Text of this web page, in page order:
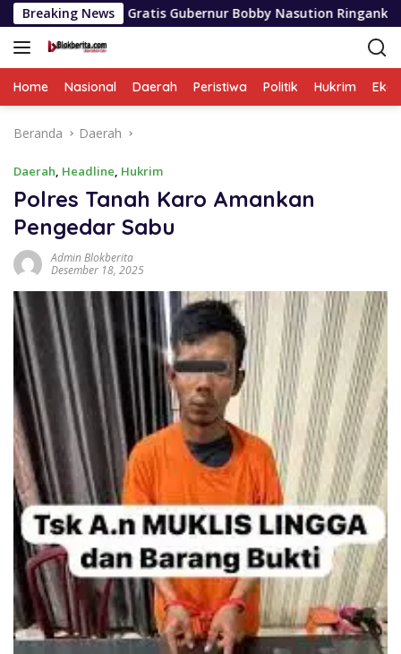
Langsung
ke
konten
Breaking News
Gratis Gubernur Bobby Nasution Ringankan Beban Orang Tua
Home Nasional Daerah Peristiwa Politik Hukrim
Beranda Daerah
Daerah, Headline, Hukrim
Polres Tanah Karo Amankan
Pengedar Sabu
Admin Blokberita
Desember 18, 2025